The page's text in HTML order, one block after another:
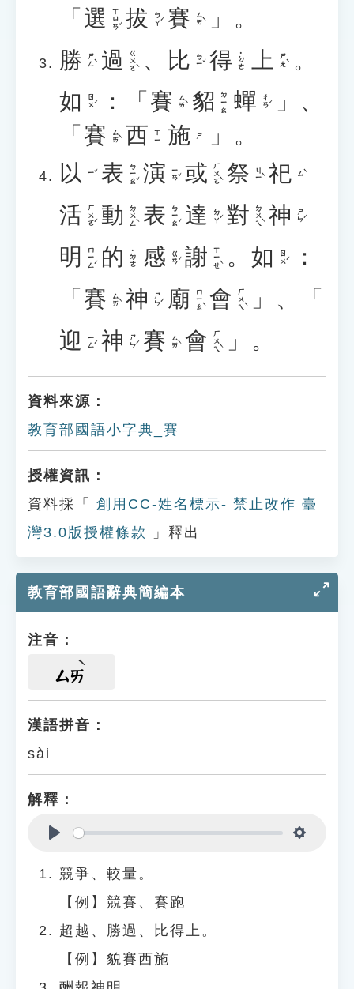
「 選 ㄒㄩㄢˇ 拔 ㄅㄚˊ 賽 ㄙㄞˋ 」 。
勝 ㄕㄥˋ 過 ㄍㄨㄛˋ 、 比 ㄅㄧˇ 得 ˙ㄉㄜ 上 ㄕㄤˋ 。
如 ㄖㄨˊ ： 「 賽 ㄙㄞˋ 貂 ㄉㄧㄠ 蟬 ㄔㄢˊ 」
、
「 賽 ㄙㄞˋ 西 ㄒㄧ 施 ㄕ 」 。
以
ㄧˇ 表 ㄅㄧㄠˇ 演 ㄧㄢˇ 或 ㄏㄨㄛˋ 祭 ㄐㄧˋ 祀 ㄙˋ
活 ㄏㄨㄛˊ 動 ㄉㄨㄥˋ 表 ㄅㄧㄠˇ 達 ㄉㄚˊ 對 ㄉㄨㄟˋ 神 ㄕㄣˊ
明 ㄇㄧㄥˊ 的 ˙ㄉㄜ 感 ㄍㄢˇ 謝 ㄒㄧㄝˋ 。 如 ㄖㄨˊ
：
「 賽 ㄙㄞˋ 神 ㄕㄣˊ 廟 ㄇㄧㄠˋ 會 ㄏㄨㄟˋ 」 、
「
迎 ㄧㄥˊ 神 ㄕㄣˊ 賽 ㄙㄞˋ 會 ㄏㄨㄟˋ 」 。
資料來源：
教育部國語小字典_賽
授權資訊：
資料採「
創用CC-姓名標示- 禁止改作 臺
灣3.0版授權條款
」釋出
教育部國語辭典簡編本
注音：
ㄙㄞ
漢語拼音：
sài
解釋：
競爭、較量。
【例】競賽、賽跑
超越、勝過、比得上。
【例】貌賽西施